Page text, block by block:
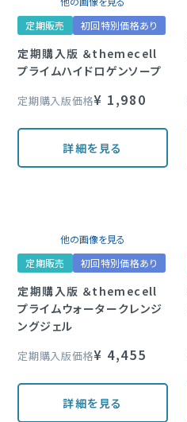
サプリメント
定期購入
ブランド一覧
&themecell
定期販売
初回特別価格あり
定期購入版 ＆themecell
プライムハイドロゲンソープ
定期購入版価格¥ 1,980
詳細を見る
他の画像を見る
定期販売
初回特別価格あり
定期購入版 ＆themecell
プライムウォータークレンジ
ングジェル
定期購入版価格¥ 4,455
詳細を見る